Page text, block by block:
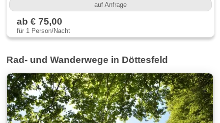
auf Anfrage
ab € 75,00
für 1 Person/Nacht
Rad- und Wanderwege in Döttesfeld